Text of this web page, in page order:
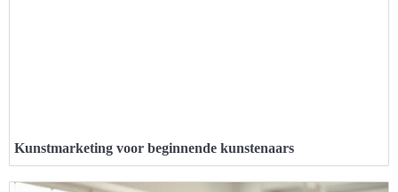
Kunstmarketing voor beginnende kunstenaars